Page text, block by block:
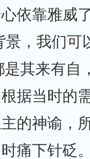
依靠雅威
景，我们可
是其来有自
据当时的
的神谕，
痛下针砭